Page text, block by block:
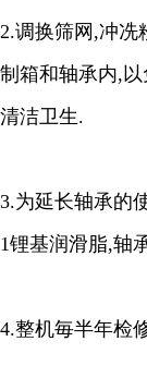
2.调换筛网,冲冼
制箱和轴承内,
清洁卫生.
3.为延长轴承的
1锂基润滑脂,轴
4.整机毎半年检